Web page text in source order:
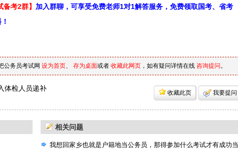
备考2群】 加入群聊，可享受免费老师1对1解答服务，免费领取国考、省考
公务员考试网 设为首页、 存为桌面或者 收藏此网页 ，如有疑问详情在线 咨询提问。
体检人员递补
收藏此页 我要提问
相关问题
我想回家乡也就是户籍地当公务员，那得参加什么考试才有成功当